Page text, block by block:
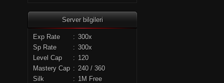
Server bilgileri
Exp Rate : 300x
Sp Rate
: 300x
Level Cap
: 120
Mastery Cap : 240 / 360
Silk
: 1M Free